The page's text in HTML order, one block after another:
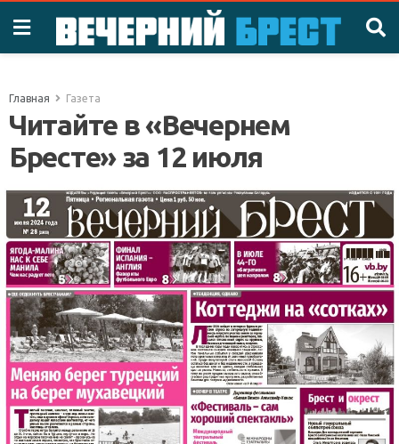
Главная Газета
Читайте в «Вечернем
Бресте» за 12 июля